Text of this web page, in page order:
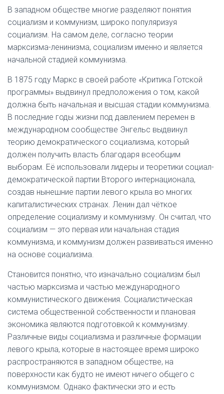
В западном обществе многие разделяют понятия
социализм и коммунизм, широко популяризуя
социализм. На самом деле, согласно теории
марксизма-ленинизма, социализм именно и является
начальной стадией коммунизма.
В 1875 году Маркс в своей работе «Критика Готской
программы» выдвинул предположения о том, какой
должна быть начальная и высшая стадии коммунизма.
В последние годы жизни под давлением перемен в
международном сообществе Энгельс выдвинул
теорию демократического социализма, который
должен получить власть благодаря всеобщим
выборам. Её использовали лидеры и теоретики социал-
демократической партии Второго интернационала,
создав нынешние партии левого крыла во многих
капиталистических странах. Ленин дал чёткое
определение социализму и коммунизму. Он считал, что
социализм — это первая или начальная стадия
коммунизма, и коммунизм должен развиваться именно
на основе социализма.
Становится понятно, что изначально социализм был
частью марксизма и частью международного
коммунистического движения. Социалистическая
система общественной собственности и плановая
экономика являются подготовкой к коммунизму.
Различные виды социализма и различные формации
левого крыла, которые в настоящее время широко
распространяются в западном обществе, на
поверхности как будто не имеют ничего общего с
коммунизмом. Однако фактически это и есть